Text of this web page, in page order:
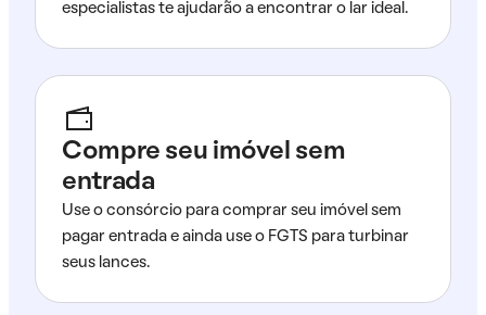
especialistas te ajudarão a encontrar o lar ideal.
Compre seu imóvel sem
entrada
Use o consórcio para comprar seu imóvel sem
pagar entrada e ainda use o FGTS para turbinar
seus lances.